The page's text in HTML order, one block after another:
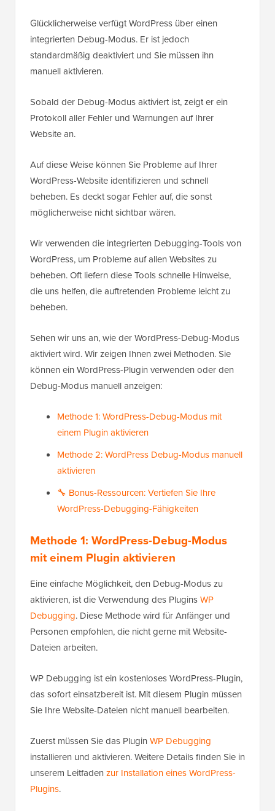
Glücklicherweise verfügt WordPress über einen
integrierten Debug-Modus. Er ist jedoch
standardmäßig deaktiviert und Sie müssen ihn
manuell aktivieren.
Sobald der Debug-Modus aktiviert ist, zeigt er ein
Protokoll aller Fehler und Warnungen auf Ihrer
Website an.
Auf diese Weise können Sie Probleme auf Ihrer
WordPress-Website identifizieren und schnell
beheben. Es deckt sogar Fehler auf, die sonst
möglicherweise nicht sichtbar wären.
Wir verwenden die integrierten Debugging-Tools von
WordPress, um Probleme auf allen Websites zu
beheben. Oft liefern diese Tools schnelle Hinweise,
die uns helfen, die auftretenden Probleme leicht zu
beheben.
Sehen wir uns an, wie der WordPress-Debug-Modus
aktiviert wird. Wir zeigen Ihnen zwei Methoden. Sie
können ein WordPress-Plugin verwenden oder den
Debug-Modus manuell anzeigen:
Methode 1: WordPress-Debug-Modus mit
einem Plugin aktivieren
Methode 2: WordPress Debug-Modus manuell
aktivieren
🔧 Bonus-Ressourcen: Vertiefen Sie Ihre
WordPress-Debugging-Fähigkeiten
Methode 1: WordPress-Debug-Modus
mit einem Plugin aktivieren
Eine einfache Möglichkeit, den Debug-Modus zu
aktivieren, ist die Verwendung des PluginsWP
Debugging. Diese Methode wird für Anfänger und
Personen empfohlen, die nicht gerne mit Website-
Dateien arbeiten.
WP Debugging ist ein kostenloses WordPress-Plugin,
das sofort einsatzbereit ist. Mit diesem Plugin müssen
Sie Ihre Website-Dateien nicht manuell bearbeiten.
Zuerst müssen Sie das Plugin WP Debugging
installieren und aktivieren. Weitere Details finden Sie in
unserem Leitfaden zur Installation eines WordPress-
Plugins.